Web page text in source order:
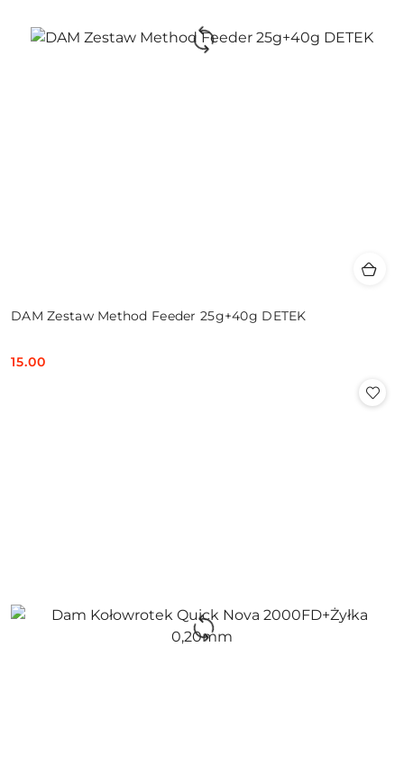
DAM Zestaw Method Feeder 25g+40g DETEK
Cena:
15.00